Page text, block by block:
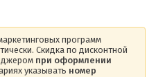
программ
Скидка по дисконтной
при оформлении
указывать номер